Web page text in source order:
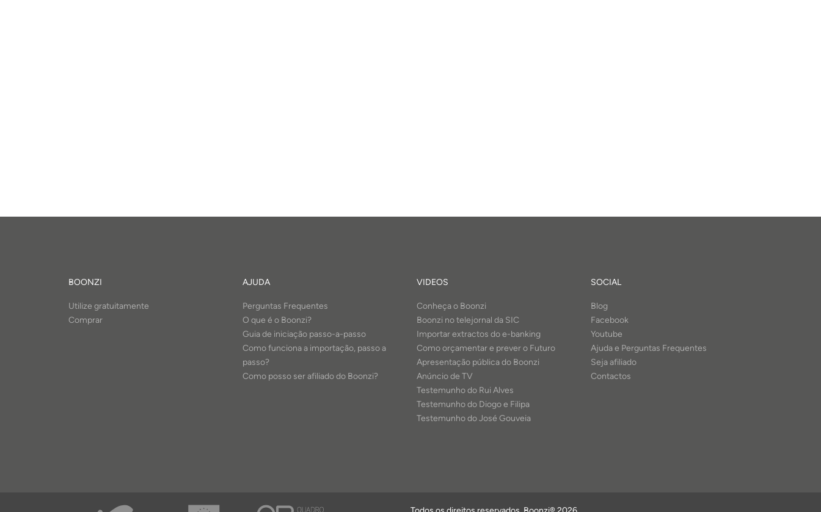
BOONZI
Utilize gratuitamente
Comprar
AJUDA
Perguntas Frequentes
O que é o Boonzi?
Guia de iniciação passo-a-passo
Como funciona a importação, passo a
passo?
Como posso ser afiliado do Boonzi?
VIDEOS
Conheça o Boonzi
Boonzi no telejornal da SIC
Importar extractos do e-banking
Como orçamentar e prever o Futuro
Apresentação pública do Boonzi
Anúncio de TV
Testemunho do Rui Alves
Testemunho do Diogo e Filipa
Testemunho do José Gouveia
SOCIAL
Blog
Facebook
Youtube
Ajuda e Perguntas Frequentes
Seja afiliado
Contactos